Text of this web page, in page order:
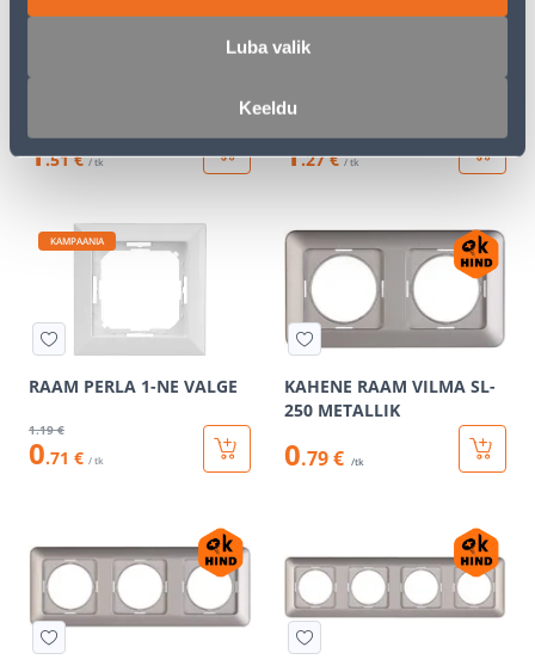
Luba valik
Keeldu
1.51 € / tk 1.27 € / tk
KAMPAANIA
RAAM PERLA 1-NE VALGE
1.19 €
0.71 € / tk
KAHENE RAAM VILMA SL-
250 METALLIK
0.79 € /tk